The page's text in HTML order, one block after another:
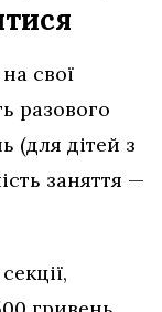
свої
разового
(для дітей з
заняття —